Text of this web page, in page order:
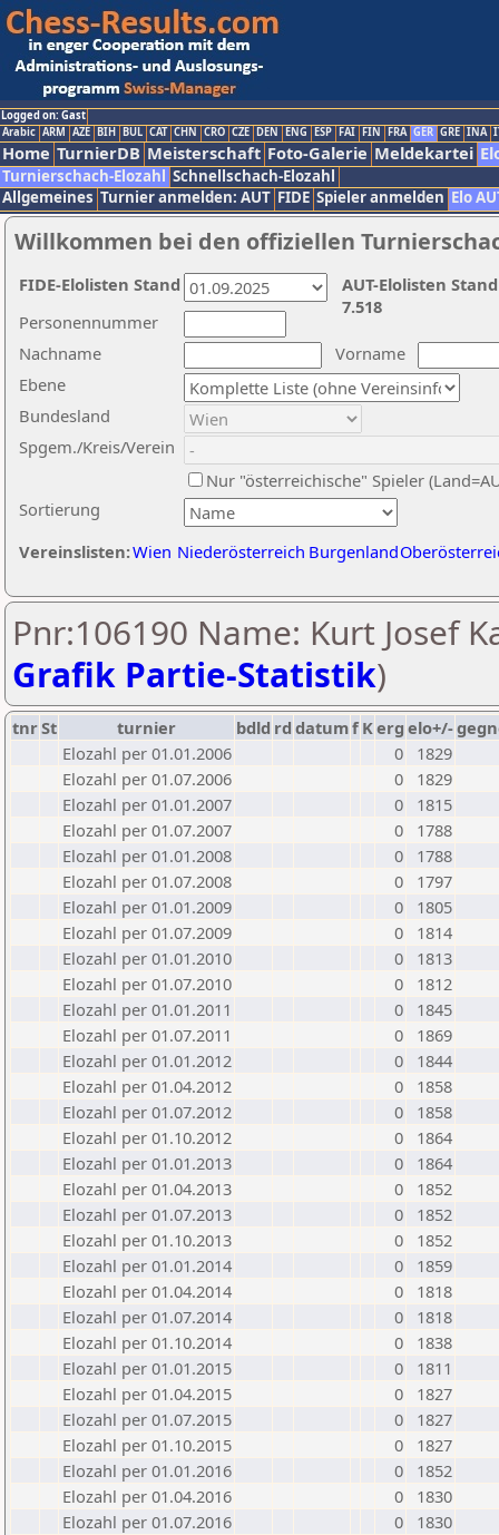
Logged on: Gast
Arabic ARM AZE BIH BUL CAT CHN CRO CZE DEN ENG ESP FAI FIN FRA GER GRE INA
Home TurnierDB Meisterschaft Foto-Galerie Meldekartei
Turnierschach-Elozahl Schnellschach-Elozahl
Allgemeines Turnier anmelden: AUT FIDE Spieler anmelden Elo
Willkommen bei den offiziellen
Nachname
Vorname
Ebene
Sortierung
Personennummer
Bundesland
Spgem./Kreis/Verein
Nur "österreichische" Spieler
Vereinslisten:Wien Niederösterreich Burgenland
AUT-Elolisten
7.518
FIDE-Elolisten Stand
Pnr:106190 Name: Kurt Josef
Grafik Partie-Statistik)
tnrSt turnier bdld rd datumf Kerg elo+/-
Elozahl per 01.01.2006
0
1829
Elozahl per 01.07.2006
0
1829
Elozahl per 01.01.2007
0
1815
Elozahl per 01.07.2007
0
1788
Elozahl per 01.01.2008
0
1788
Elozahl per 01.07.2008
0
1797
Elozahl per 01.01.2009
0
1805
Elozahl per 01.07.2009
0
1814
Elozahl per 01.01.2010
0
1813
Elozahl per 01.07.2010
0
1812
Elozahl per 01.01.2011
0
1845
Elozahl per 01.07.2011
0
1869
Elozahl per 01.01.2012
0
1844
Elozahl per 01.04.2012
0
1858
Elozahl per 01.07.2012
0
1858
Elozahl per 01.10.2012
0
1864
Elozahl per 01.01.2013
0
1864
Elozahl per 01.04.2013
0
1852
Elozahl per 01.07.2013
0
1852
Elozahl per 01.10.2013
0
1852
Elozahl per 01.01.2014
0
1859
Elozahl per 01.04.2014
0
1818
Elozahl per 01.07.2014
0
1818
Elozahl per 01.10.2014
0
1838
Elozahl per 01.01.2015
0
1811
Elozahl per 01.04.2015
0
1827
Elozahl per 01.07.2015
0
1827
Elozahl per 01.10.2015
0
1827
Elozahl per 01.01.2016
0
1852
Elozahl per 01.04.2016
0
1830
Elozahl per 01.07.2016
0
1830